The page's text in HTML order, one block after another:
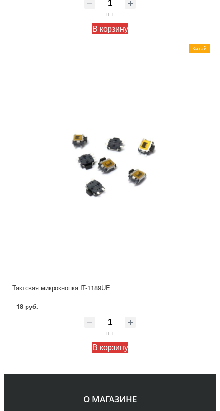
шт
В корзину
Китай
Тактовая микрокнопка IT-1189UE
18 руб.
шт
В корзину
О МАГАЗИНЕ